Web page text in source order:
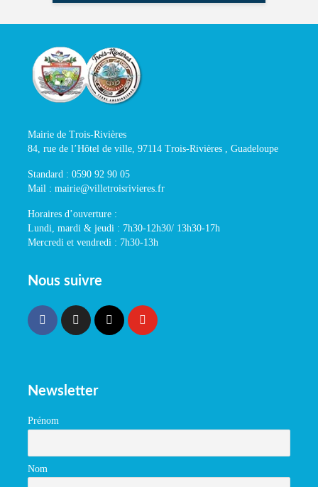
Mairie de Trois-Rivières
84, rue de l’Hôtel de ville, 97114 Trois-Rivières , Guadeloupe
Standard : 0590 92 90 05
Mail : mairie@villetroisrivieres.fr
Horaires d’ouverture :
Lundi, mardi & jeudi : 7h30-12h30/ 13h30-17h
Mercredi et vendredi : 7h30-13h
Nous suivre
Newsletter
Prénom
Nom